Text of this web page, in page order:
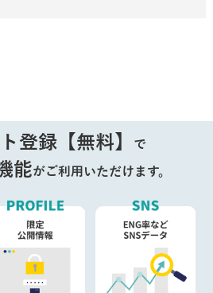
登録【無料】 で
能がご利用いただけます。